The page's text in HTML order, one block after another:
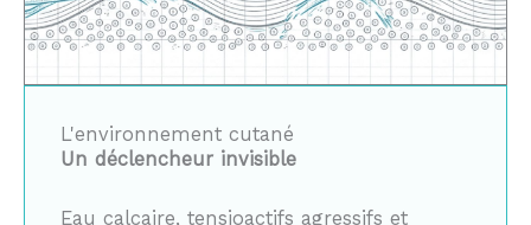
L'environnement cutané
Un déclencheur invisible
Eau calcaire, tensioactifs agressifs et